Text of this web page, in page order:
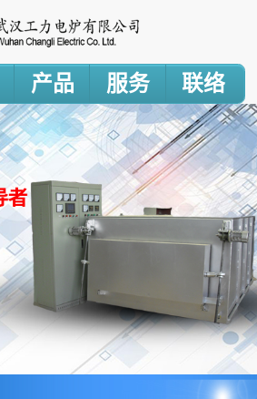
产品 服务 联络